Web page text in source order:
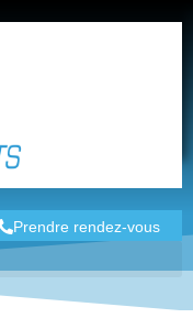
Prendre rendez-vous